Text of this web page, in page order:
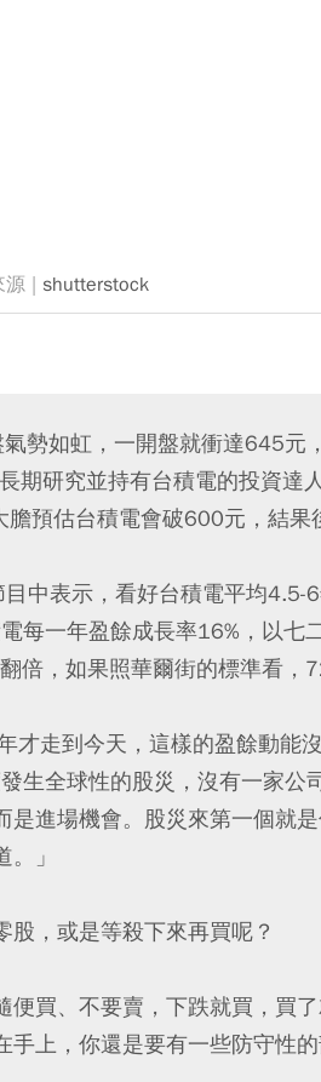
shutterstock
勢如虹，一開盤就衝達645元
期研究並持有台積電的投資達
預估台積電會破600元，結果
中表示，看好台積電平均4.5-
每一年盈餘成長率16%，以七
倍，如果照華爾街的標準看，
才走到今天，這樣的盈餘動能
生全球性的股災，沒有一家公
是進場機會。股災來第一個就
」
股，或是等殺下來再買呢？
便買、不要賣，下跌就買，買
上，你還是要有一些防守性的